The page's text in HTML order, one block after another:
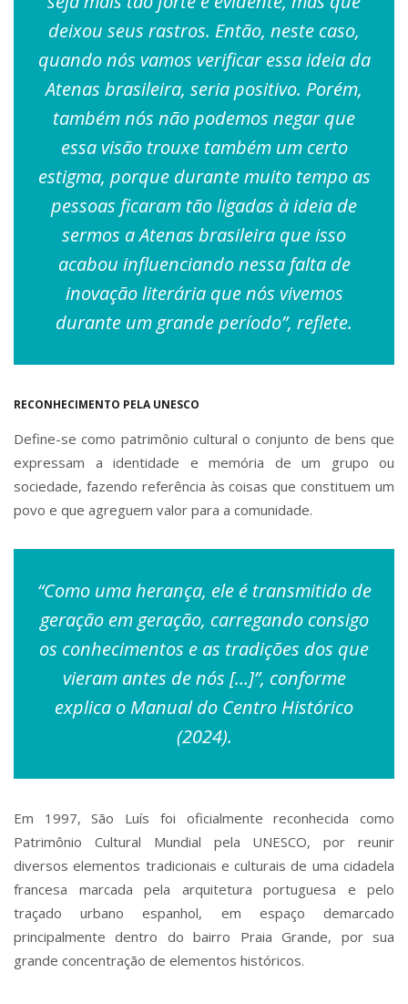
deixou seus rastros. Então, neste caso,
quando nós vamos verificar essa ideia da
Atenas brasileira, seria positivo. Porém,
também nós não podemos negar que
essa visão trouxe também um certo
estigma, porque durante muito tempo as
pessoas ficaram tão ligadas à ideia de
sermos a Atenas brasileira que isso
acabou influenciando nessa falta de
inovação literária que nós vivemos
durante um grande período”, reflete.
RECONHECIMENTO PELA UNESCO
Define-se como patrimônio cultural o conjunto de bens que
expressam a identidade e memória de um grupo ou
sociedade, fazendo referência às coisas que constituem um
povo e que agreguem valor para a comunidade.
“Como uma herança, ele é transmitido de
geração em geração, carregando consigo
os conhecimentos e as tradições dos que
vieram antes de nós […]”, conforme
explica o Manual do Centro Histórico
(2024).
Em 1997, São Luís foi oficialmente reconhecida como
Patrimônio Cultural Mundial pela UNESCO, por reunir
diversos elementos tradicionais e culturais de uma cidadela
francesa marcada pela arquitetura portuguesa e pelo
traçado urbano espanhol, em espaço demarcado
principalmente dentro do bairro Praia Grande, por sua
grande concentração de elementos históricos.